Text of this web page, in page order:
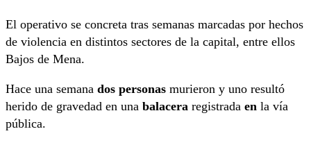
El operativo se concreta tras semanas marcadas por hechos
de violencia en distintos sectores de la capital, entre ellos
Bajos de Mena.
Hace una semana dos personas murieron y uno resultó
herido de gravedad en una balacera registrada en la vía
pública.